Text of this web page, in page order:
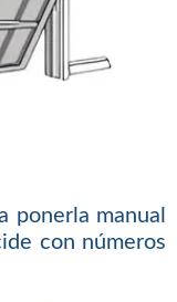
ponerla manual
con números